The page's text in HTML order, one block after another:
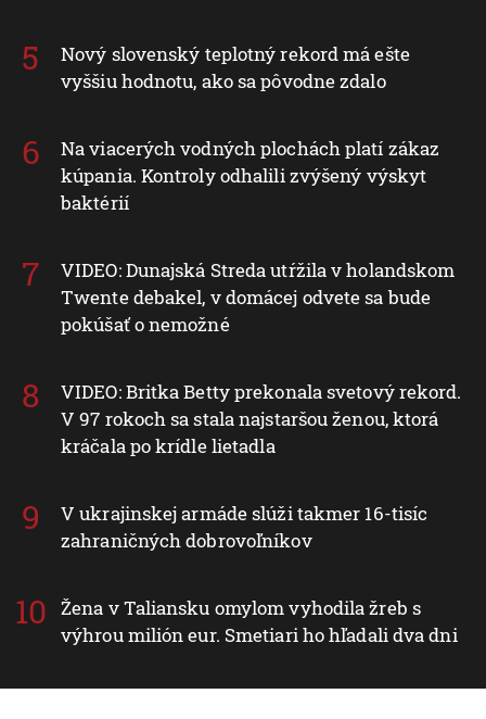
Nový slovenský teplotný rekord má ešte
vyššiu hodnotu, ako sa pôvodne zdalo
Na viacerých vodných plochách platí zákaz
kúpania. Kontroly odhalili zvýšený výskyt
baktérií
VIDEO: Dunajská Streda utŕžila v holandskom
Twente debakel, v domácej odvete sa bude
pokúšať o nemožné
VIDEO: Britka Betty prekonala svetový rekord.
V 97 rokoch sa stala najstaršou ženou, ktorá
kráčala po krídle lietadla
V ukrajinskej armáde slúži takmer 16-tisíc
zahraničných dobrovoľníkov
Žena v Taliansku omylom vyhodila žreb s
výhrou milión eur. Smetiari ho hľadali dva dni